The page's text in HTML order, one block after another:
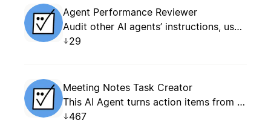
Agent Performance Reviewer
Audit other AI agents’ instructions, usage patterns, and outcomes. Creates an evidence-based optimization report as a new Notion page for each review.
29
Meeting Notes Task Creator
This AI Agent turns action items from Meeting Notes into structured tasks in a designated Tasks database.
467